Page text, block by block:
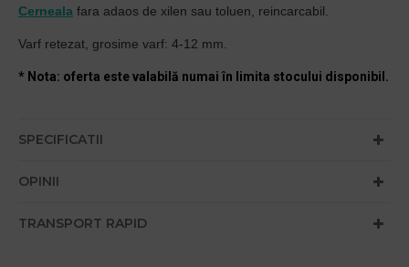
Cerneala fara adaos de xilen sau toluen, reincarcabil.
Varf retezat, grosime varf: 4-12 mm.
* Nota: oferta este valabilă numai în limita stocului disponibil.
SPECIFICATII
OPINII
TRANSPORT RAPID